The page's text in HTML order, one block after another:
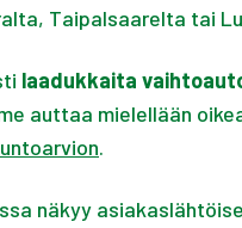
Taipalsaarelta tai
laadukkaita
auttaa mielellään
.
näkyy